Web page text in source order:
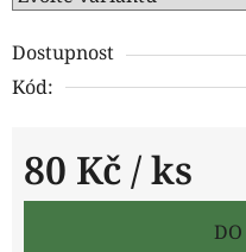
Dostupnost
Kód:
80 Kč / ks
Měrná cena: